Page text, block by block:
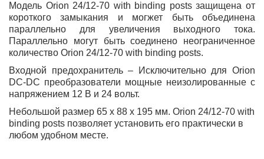
Модель Orion 24/12-70 with binding posts защищена от
короткого замыкания и могжет быть объединена
параллельно для увеличения выходного тока.
Параллельно могут быть соединено неограниченное
количество Orion 24/12-70 with binding posts.
Входной предохранитель – Исключительно для Orion
DC-DC преобразователи мощные неизолированные с
напряжением 12 В и 24 вольт.
Небольшой размер 65 x 88 x 195 мм. Orion 24/12-70 with
binding posts позволяет установить его практически в
любом удобном месте.